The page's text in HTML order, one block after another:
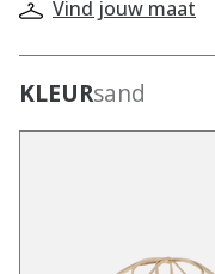
Vind jouw maat
KLEURsand